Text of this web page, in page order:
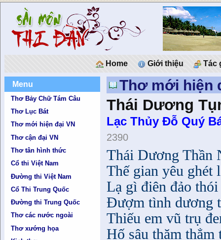
Home Giới thiệu Tác
Menu
Thơ Bảy Chữ Tám Câu
Thơ Lục Bát
Thơ mới hiện đại VN
Thơ cận đại VN
Thơ tân hình thức
Cổ thi Việt Nam
Đường thi Việt Nam
Cổ Thi Trung Quốc
Đường thi Trung Quốc
Thơ các nước ngoài
Thơ xướng họa
Thơ mới hiện
Thái Dương
Lạc Thủy Ðỗ Quý
2390
Thái Dương Thần
Thế gian yêu
Lạ gì điên đảo
Đượm tình dương
Thiếu em vũ trụ
Hố sâu thăm